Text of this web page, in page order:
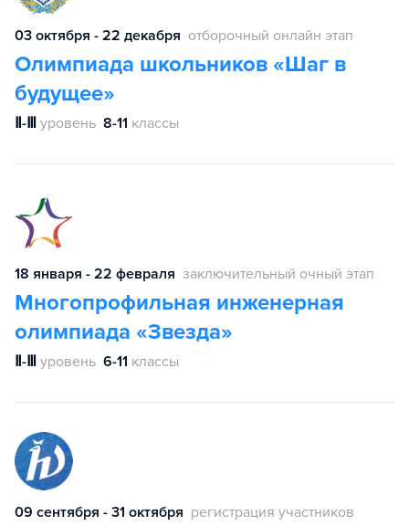
03 октября - 22 декабря отборочный онлайн этап
Олимпиада школьников «Шаг в
будущее»
Ⅱ-Ⅲ уровень 8-11 классы
18 января - 22 февраля заключительный очный этап
Многопрофильная инженерная
олимпиада «Звезда»
Ⅱ-Ⅲ уровень 6-11 классы
09 сентября - 31 октября регистрация участников